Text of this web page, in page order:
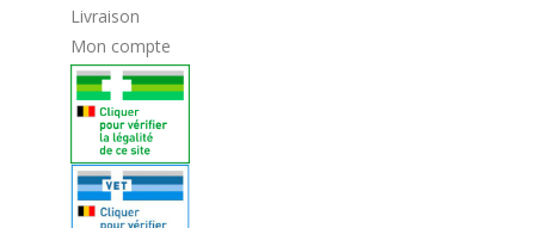
Livraison
Mon compte